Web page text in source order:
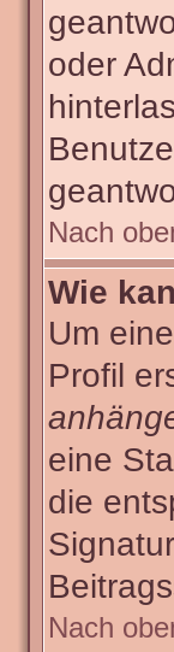
oder
Nach
Wie
Um
Profil
eine
die
Nach